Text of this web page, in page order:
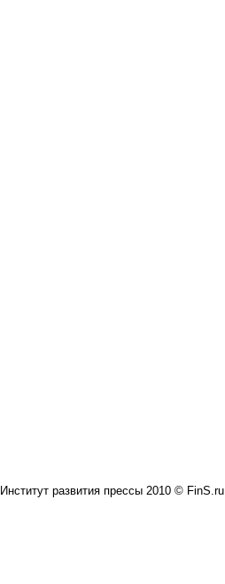
Институт развития прессы 2010 © FinS.ru